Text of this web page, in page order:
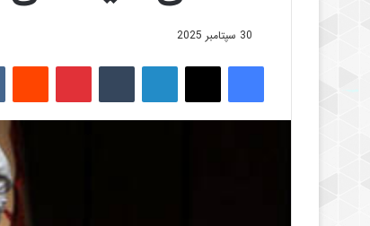
30 سپتامبر 2025
فیس بوک لینکدین ‫پین‌ترست ‫رددیت